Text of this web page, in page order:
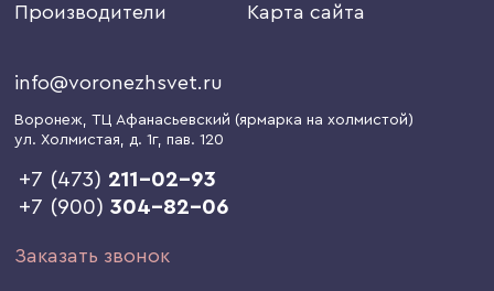
Производители Карта сайта
info@voronezhsvet.ru
Воронеж, ТЦ Афанасьевский (ярмарка на холмистой)
ул. Холмистая, д. 1г, пав. 120
+7 (473) 211-02-93
+7 (900)304-82-06
Заказать звонок